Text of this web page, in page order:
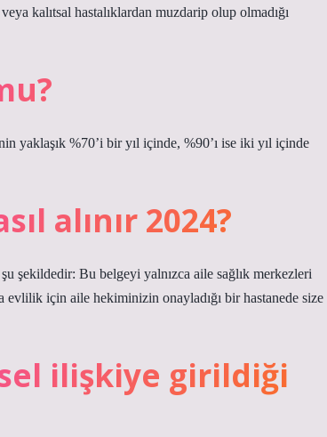
kalıtsal hastalıklardan muzdarip olup olmadığı
yaklaşık %70’i bir yıl içinde, %90’ı ise iki yıl içinde
alınır 2024?
şekildedir: Bu belgeyi yalnızca aile sağlık merkezleri
için aile hekiminizin onayladığı bir hastanede size
ilişkiye girildiği